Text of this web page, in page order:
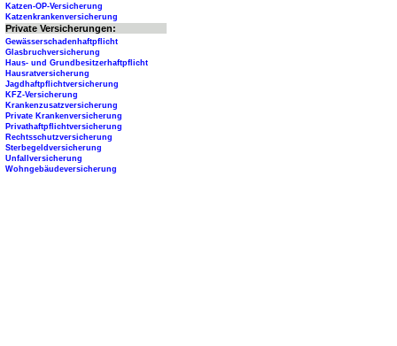
Katzen-OP-Versicherung
Katzenkrankenversicherung
Private Versicherungen:
Gewässerschadenhaftpflicht
Glasbruchversicherung
Haus- und Grundbesitzerhaftpflicht
Hausratversicherung
Jagdhaftpflichtversicherung
KFZ-Versicherung
Krankenzusatzversicherung
Private Krankenversicherung
Privathaftpflichtversicherung
Rechtsschutzversicherung
Sterbegeldversicherung
Unfallversicherung
Wohngebäudeversicherung